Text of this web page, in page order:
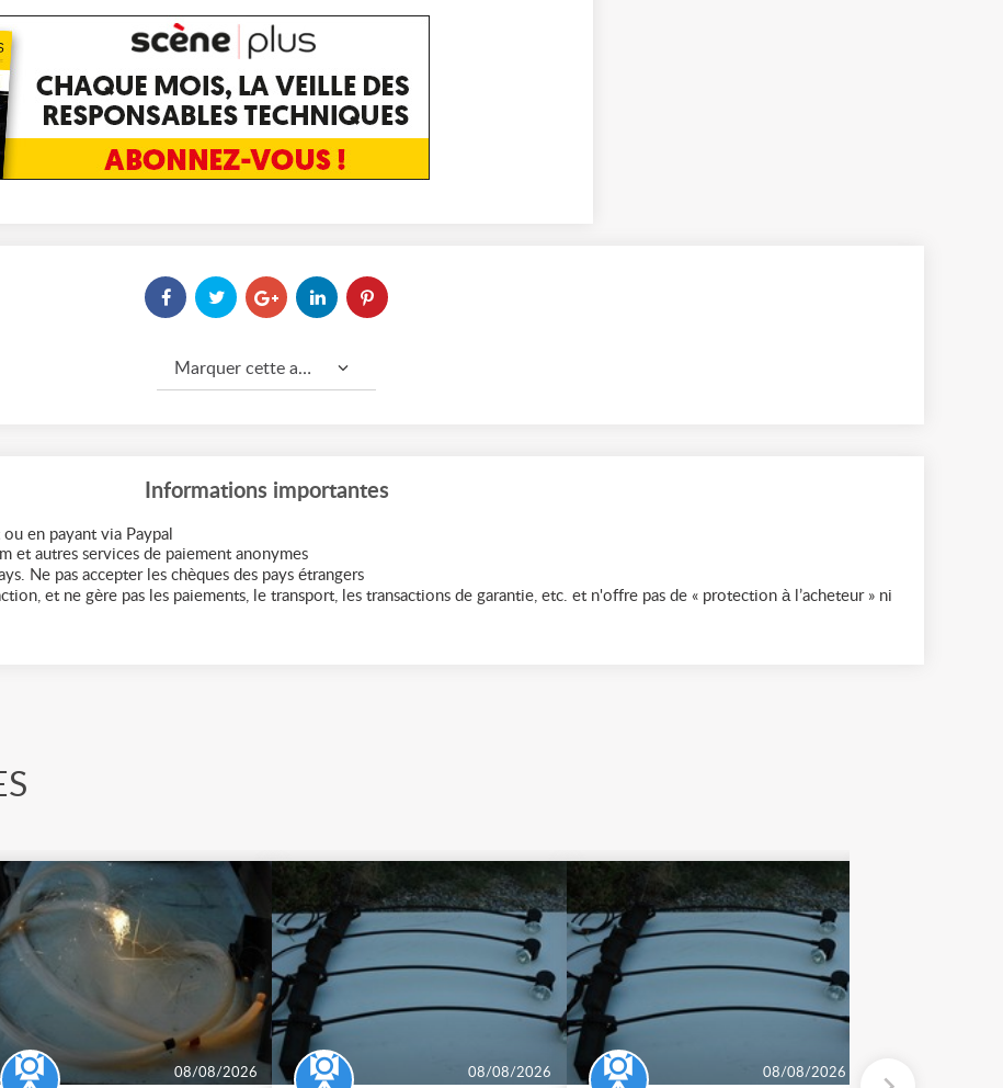
Marquer cette annonce comme...
Informations importantes
en payant via Paypal
et autres services de paiement anonymes
Ne pas accepter les chèques des pays étrangers
et ne gère pas les paiements, le transport, les transactions de garantie, etc. et n'offre pas de « protection à l’acheteur » ni
08/08/2026 08/08/2026 08/08/2026